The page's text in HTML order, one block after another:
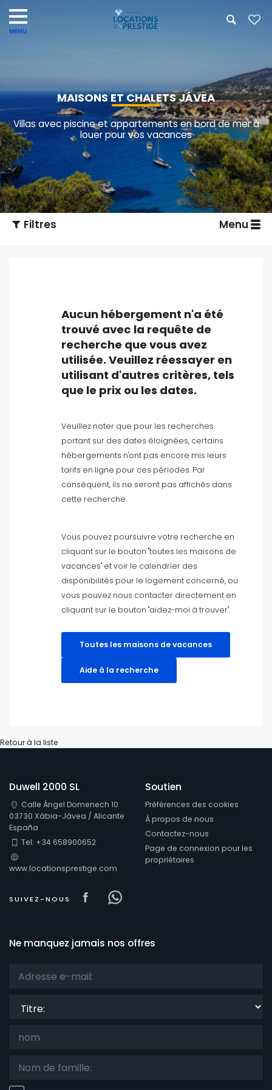
MAISONS ET CHALETS JÁVEA
Villas avec piscine et appartements en bord de mer à
louer pour vos vacances
Filtres Menu
Type d'hébergement
Personnes
Salles de bain
Votre sélection
Convient aux mariages
Filtres nettoyantes
Services populaires
Distances
Catégories supplémentaires
Vos favoris
Aucun hébergement n'a été
trouvé avec la requête de
recherche que vous avez
utilisée. Veuillez réessayer en
utilisant d'autres critères, tels
que le prix ou les dates.
Veuillez noter que pour les recherches
portant sur des dates éloignées, certains
hébergements n'ont pas encore mis leurs
tarifs en ligne pour ces périodes. Par
conséquent, ils ne seront pas affichés dans
cette recherche.
Vous pouvez poursuivre votre recherche en
cliquant sur le bouton "toutes les maisons de
vacances" et voir le calendrier des
disponibilités pour le logement concerné, ou
vous pouvez nous contacter directement en
cliquant sur le bouton "aidez-moi à trouver".
Toutes les maisons de vacances
Aide à la recherche
Retour à la liste
Duwell 2000 SL
Calle Ángel Domenech 10
03730 Xàbia-Jávea / Alicante
España
Tel: +34 658900652
www.locationsprestige.com
SUIVEZ-NOUS Visit our Facebook page
Visit our
Soutien
Préférences des cookies
À propos de nous
Contactez-nous
Page de connexion pour les
propriétaires
Ne manquez jamais nos offres